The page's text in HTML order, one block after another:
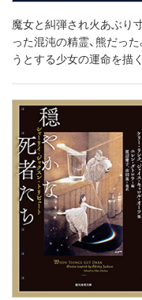
魔女と糾弾され火あぶり
った混沌の精霊、熊だっ
うとする少女の運命を描